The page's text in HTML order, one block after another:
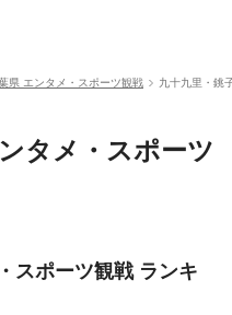
県 エンタメ・スポーツ観戦 九十九里・銚
タメ・スポーツ
スポーツ観戦 ランキ